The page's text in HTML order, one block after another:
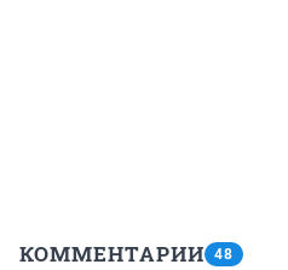
КОММЕНТАРИИ 48